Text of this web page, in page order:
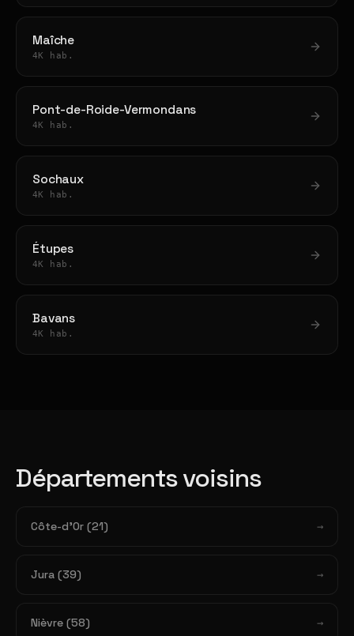
Maîche
4K hab.
Pont-de-Roide-Vermondans
4K hab.
Sochaux
4K hab.
Étupes
4K hab.
Bavans
4K hab.
Départements voisins
Côte-d'Or (21)
Jura (39)
Nièvre (58)